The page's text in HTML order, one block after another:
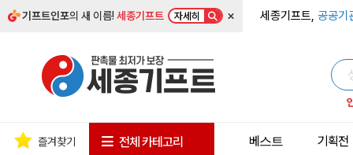
기프트인포의 새 이름!세종기프트 자세히 × 세종기프트, 공공기
즐겨찾기 전체 카테고리
베스트
기획전